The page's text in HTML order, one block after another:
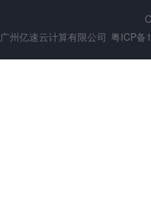
广州亿速云计算有限公司 粤ICP备